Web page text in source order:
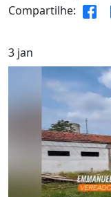
Compartilhe:
3 jan